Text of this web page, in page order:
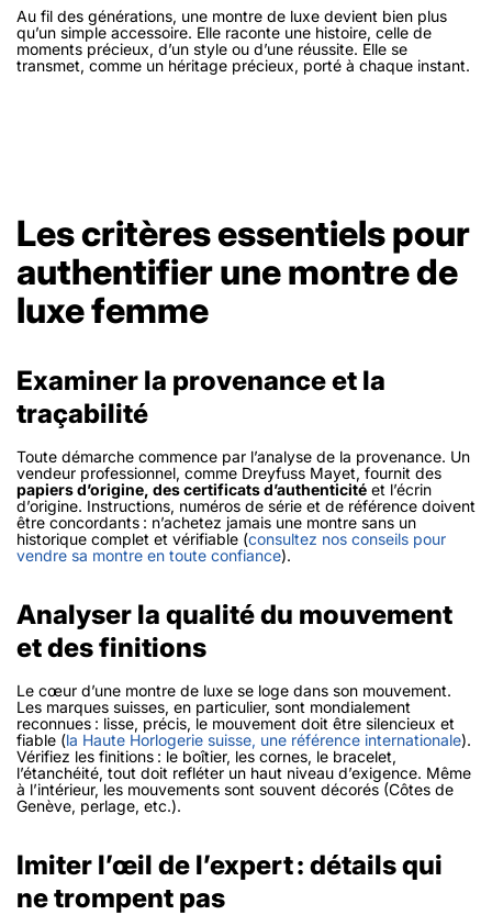
Au fil des générations, une montre de luxe devient bien plus
qu’un simple accessoire. Elle raconte une histoire, celle de
moments précieux, d’un style ou d’une réussite. Elle se
transmet, comme un héritage précieux, porté à chaque instant.
Les critères essentiels pour
authentifier une montre de
luxe femme
Examiner la provenance et la
traçabilité
Toute démarche commence par l’analyse de la provenance. Un
vendeur professionnel, comme Dreyfuss Mayet, fournit des
papiers d’origine, des certificats d’authenticité et l’écrin
d’origine. Instructions, numéros de série et de référence doivent
être concordants : n’achetez jamais une montre sans un
historique complet et vérifiable (consultez nos conseils pour
vendre sa montre en toute confiance).
Analyser la qualité du mouvement
et des finitions
Le cœur d’une montre de luxe se loge dans son mouvement.
Les marques suisses, en particulier, sont mondialement
reconnues : lisse, précis, le mouvement doit être silencieux et
fiable (la Haute Horlogerie suisse, une référence internationale).
Vérifiez les finitions : le boîtier, les cornes, le bracelet,
l’étanchéité, tout doit refléter un haut niveau d’exigence. Même
à l’intérieur, les mouvements sont souvent décorés (Côtes de
Genève, perlage, etc.).
Imiter l’œil de l’expert : détails qui
ne trompent pas